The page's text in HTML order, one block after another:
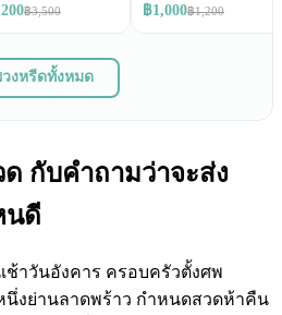
฿3,500 ฿1,000฿1,200
งหรีดทั้งหมด
กับคำถามว่าจะส่ง
นดี
ช้าวันอังคาร ครอบครัวตั้งศพ
งย่านลาดพร้าว กำหนดสวดห้าคืน